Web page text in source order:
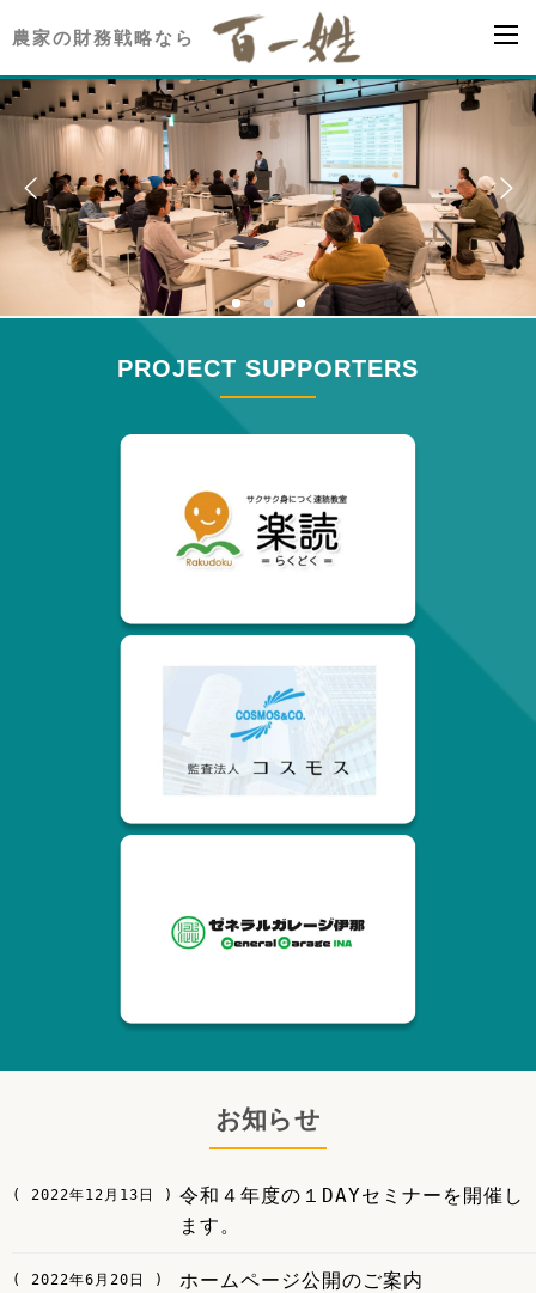
農家の財務戦略なら
PROJECT SUPPORTERS
お知らせ
令和４年度の１DAYセミナーを開催し
ます。
2022年12月13日
ホームページ公開のご案内
2022年6月20日